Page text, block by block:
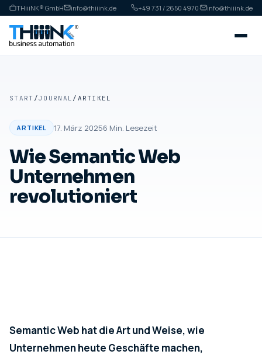
THiiiNK® GmbH info@thiiink.de +49 731 / 2650 4970· info@thiiink.de
START /JOURNAL / ARTIKEL
ARTIKEL 17. März 20256 Min. Lesezeit
Wie Semantic Web
Unternehmen
revolutioniert
Semantic Web hat die Art und Weise, wie
Unternehmen heute Geschäfte machen,